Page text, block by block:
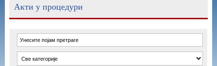
Акти у процедури